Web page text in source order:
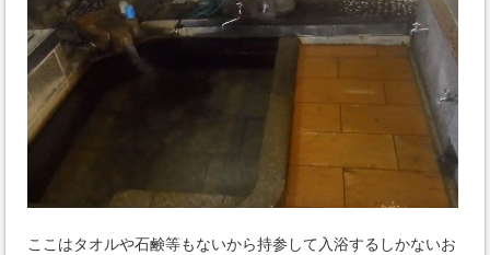
ここはタオルや石鹸等もないから持参して入浴するしかないお